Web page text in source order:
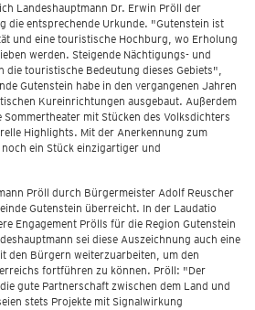
Landeshauptmann Dr. Erwin Pröll der
die entsprechende Urkunde. "Gutenstein ist
und eine touristische Hochburg, wo Erholung
werden. Steigende Nächtigungs- und
die touristische Bedeutung dieses Gebiets",
Gutenstein habe in den vergangenen Jahren
Kureinrichtungen ausgebaut. Außerdem
mit Stücken des Volksdichters
Highlights. Mit der Anerkennung zum
ein Stück einzigartiger und
Pröll durch Bürgermeister Adolf Reuscher
Gutenstein überreicht. In der Laudatio
Engagement Prölls für die Region Gutenstein
sei diese Auszeichnung auch eine
den Bürgern weiterzuarbeiten, um den
fortführen zu können. Pröll: "Der
gute Partnerschaft zwischen dem Land und
stets Projekte mit Signalwirkung